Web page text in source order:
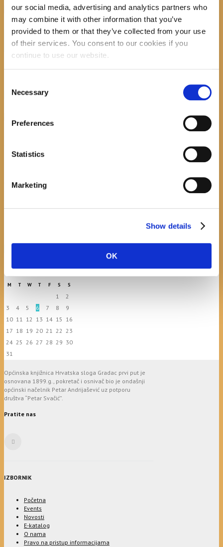
our social media, advertising and analytics partners who
may combine it with other information that you’ve
provided to them or that they’ve collected from your use
of their services. You consent to our cookies if you
continue to use our website.
Selection
Necessary
Preferences
Statistics
Marketing
Show details
OK
No image description ...
Search
recent posts
Javni natječaj za imenovanje
ravnatelja/ravnateljice Općinske knjižnice
M T W T F S S
1
2
3
4 5 6 7 8
9
10 11 12 13 14 15 16
17 18 19 20 21 22 23
24 25 26 27 28 29 30
31
Općinska knjižnica Hrvatska sloga Gradac prvi put je
osnovana 1899.g., pokretač i osnivač bio je ondašnji
općinski načelnik Petar Andrijašević uz potporu
društva “Petar Svačić”.
Pratite nas
IZBORNIK
Početna
Events
Novosti
E-katalog
O nama
Pravo na pristup informacijama